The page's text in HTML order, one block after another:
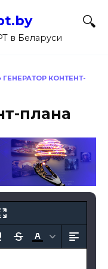
в Беларуси
ГЕНЕРАТОР КОНТЕНТ-
плана